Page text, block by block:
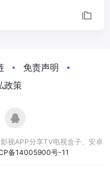
免责声明
政策
视APP分享TV电视盒子、安卓
备14005900号-11